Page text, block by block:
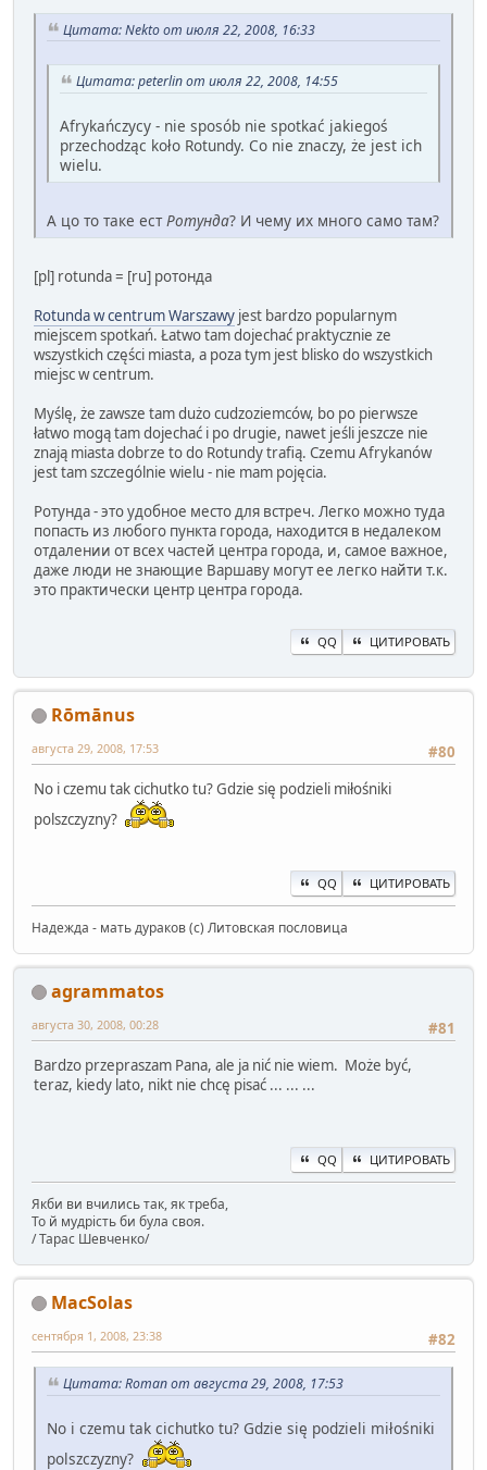
Цитата: Nekto от июля 22, 2008, 16:33
Цитата: peterlin от июля 22, 2008, 14:55
Afrykańczycy - nie sposób nie spotkać jakiegoś
przechodząc koło Rotundy. Co nie znaczy, że jest ich
wielu.
А цо то таке естРотунда? И чему их много само там?
[pl] rotunda = [ru] ротонда
Rotunda w centrum Warszawy jest bardzo popularnym
miejscem spotkań. Łatwo tam dojechać praktycznie ze
wszystkich części miasta, a poza tym jest blisko do wszystkich
miejsc w centrum.
Myślę, że zawsze tam dużo cudzoziemców, bo po pierwsze
łatwo mogą tam dojechać i po drugie, nawet jeśli jeszcze nie
znają miasta dobrze to do Rotundy trafią. Czemu Afrykanów
jest tam szczególnie wielu - nie mam pojęcia.
Ротунда - это удобное место для встреч. Легко можно туда
попасть из любого пункта города, находится в недалеком
отдалении от всех частей центра города, и, самое важное,
даже люди не знающие Варшаву могут ее легко найти т.к.
это практически центр центра города.
QQ ЦИТИРОВАТЬ
Rōmānus
#80
августа 29, 2008, 17:53
No i czemu tak cichutko tu? Gdzie się podzieli miłośniki
polszczyzny?
QQ ЦИТИРОВАТЬ
Надежда - мать дураков (с) Литовская пословица
agrammatos
#81
августа 30, 2008, 00:28
Bardzo przepraszam Pana, ale ja nić nie wiem. Może być,
teraz, kiedy lato, nikt nie chcę pisać ... ... ...
QQ ЦИТИРОВАТЬ
Якби ви вчились так, як треба,
То й мудрість би була своя.
/ Тарас Шевченко/
MacSolas
#82
сентября 1, 2008, 23:38
Цитата: Roman от августа 29, 2008, 17:53
No i czemu tak cichutko tu? Gdzie się podzieli miłośniki
polszczyzny?